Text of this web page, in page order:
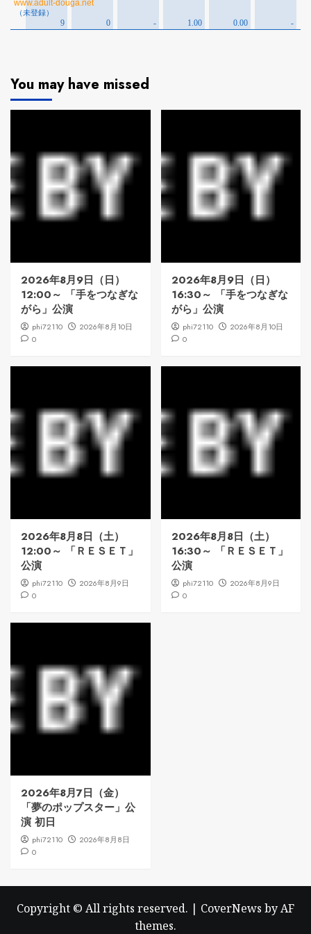
You may have missed
2026年8月9日（日）
12:00～ 「手をつなぎな
がら」公演
phi72110
2026年8月10日
0
2026年8月9日（日）
16:30～ 「手をつなぎな
がら」公演
phi72110
2026年8月10日
0
2026年8月8日（土）
12:00～ 「ＲＥＳＥＴ」
公演
phi72110
2026年8月9日
0
2026年8月8日（土）
16:30～ 「ＲＥＳＥＴ」
公演
phi72110
2026年8月9日
0
2026年8月7日（金）
「夢のポップスター」公
演 初日
phi72110
2026年8月8日
0
Copyright © All rights reserved. | CoverNews by AF
themes.